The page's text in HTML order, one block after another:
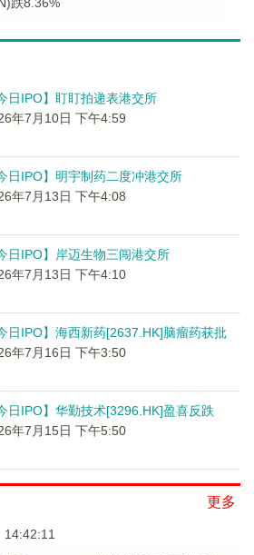
日IPO】盯盯拍递表港交所
年7月10日 下午4:59
日IPO】明宇制药二度冲港交所
年7月13日 下午4:08
日IPO】岸迈生物三闯港交所
年7月13日 下午4:10
日IPO】海西新药[2637.HK]脑瘤药获批
年7月16日 下午3:50
日IPO】华勤技术[3296.HK]盈喜反跌
年7月15日 下午5:50
更多
14:42:12